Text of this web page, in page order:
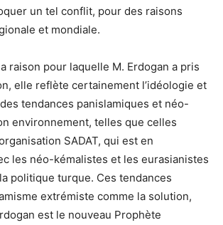
un tel conflit, pour des raisons
et mondiale.
raison pour laquelle M. Erdogan a pris
elle reflète certainement l’idéologie et
tendances panislamiques et néo-
environnement, telles que celles
SADAT, qui est en
les néo-kémalistes et les eurasianistes
politique turque. Ces tendances
extrémiste comme la solution,
est le nouveau Prophète